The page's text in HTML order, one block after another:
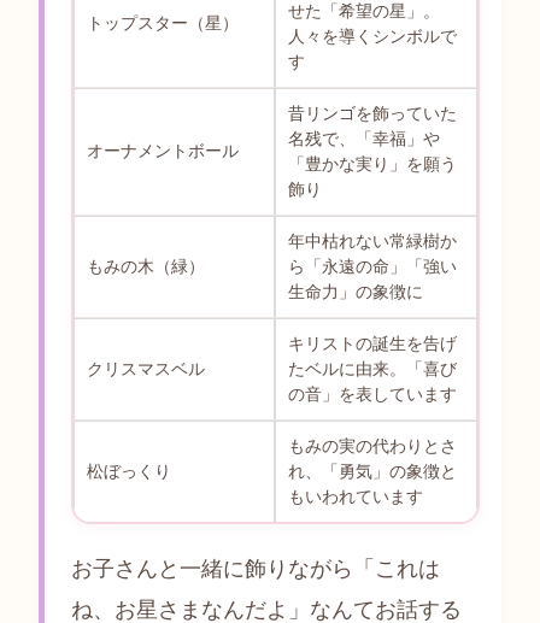
トップスター（星）
せた「希望の星」。
人々を導くシンボルで
す
オーナメントボール
昔リンゴを飾っていた
名残で、「幸福」や
「豊かな実り」を願う
飾り
もみの木（緑）
年中枯れない常緑樹か
ら「永遠の命」「強い
生命力」の象徴に
クリスマスベル
キリストの誕生を告げ
たベルに由来。「喜び
の音」を表しています
松ぼっくり
もみの実の代わりとさ
れ、「勇気」の象徴と
もいわれています
お子さんと一緒に飾りながら「これは
ね、お星さまなんだよ」なんてお話する